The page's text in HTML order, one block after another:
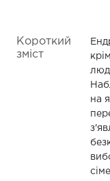
Короткий
зміст
на